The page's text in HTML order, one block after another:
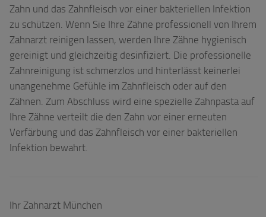
Zahn und das Zahnfleisch vor einer bakteriellen Infektion
zu schützen. Wenn Sie Ihre Zähne professionell von Ihrem
Zahnarzt reinigen lassen, werden Ihre Zähne hygienisch
gereinigt und gleichzeitig desinfiziert. Die professionelle
Zahnreinigung ist schmerzlos und hinterlässt keinerlei
unangenehme Gefühle im Zahnfleisch oder auf den
Zähnen. Zum Abschluss wird eine spezielle Zahnpasta auf
Ihre Zähne verteilt die den Zahn vor einer erneuten
Verfärbung und das Zahnfleisch vor einer bakteriellen
Infektion bewahrt.
Ihr Zahnarzt München